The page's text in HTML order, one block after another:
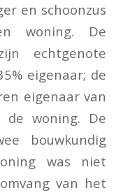
en schoonzus
woning. De
echtgenote
eigenaar; de
eigenaar van
de woning. De
bouwkundig
was niet
van het